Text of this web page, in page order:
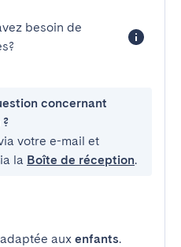
besoin de
concernant
votre e-mail et
la Boîte de réception.
aux enfants.